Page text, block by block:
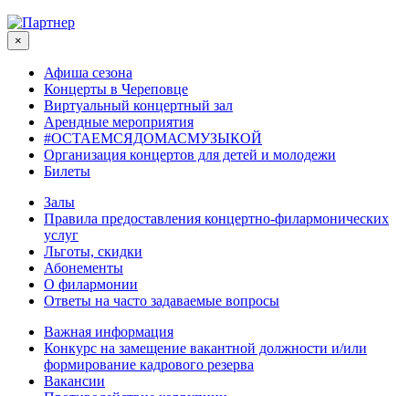
×
Афиша сезона
Концерты в Череповце
Виртуальный концертный зал
Арендные мероприятия
#ОСТАЕМСЯДОМАСМУЗЫКОЙ
Организация концертов для детей и молодежи
Билеты
Залы
Правила предоставления концертно-филармонических
услуг
Льготы, скидки
Абонементы
О филармонии
Ответы на часто задаваемые вопросы
Важная информация
Конкурс на замещение вакантной должности и/или
формирование кадрового резерва
Вакансии